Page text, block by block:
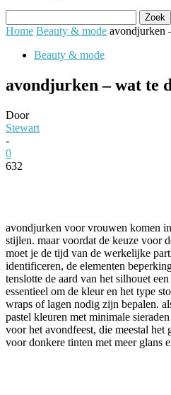
Home Beauty & mode avondjurken
Beauty & mode
avondjurken – wat te
Door
Stewart
-
0
632
avondjurken voor vrouwen komen
stijlen. maar voordat de keuze voor
moet je de tijd van de werkelijke
identificeren, de elementen
tenslotte de aard van het silhouet
essentieel om de kleur en het type
wraps of lagen nodig zijn bepalen.
pastel kleuren met minimale
voor het avondfeest, die meestal
voor donkere tinten met meer glans